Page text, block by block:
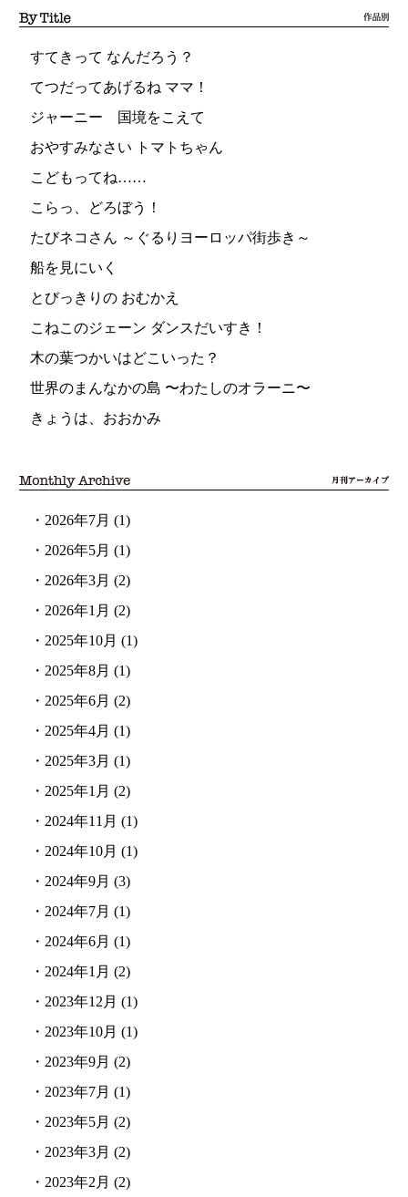
すてきって なんだろう？
てつだってあげるね ママ！
ジャーニー 国境をこえて
おやすみなさい トマトちゃん
こどもってね……
こらっ、どろぼう！
たびネコさん ～ぐるりヨーロッパ街歩き～
船を見にいく
とびっきりの おむかえ
こねこのジェーン ダンスだいすき！
木の葉つかいはどこいった？
世界のまんなかの島 〜わたしのオラーニ〜
きょうは、おおかみ
・2026年7月 (1)
・2026年5月 (1)
・2026年3月 (2)
・2026年1月 (2)
・2025年10月 (1)
・2025年8月 (1)
・2025年6月 (2)
・2025年4月 (1)
・2025年3月 (1)
・2025年1月 (2)
・2024年11月 (1)
・2024年10月 (1)
・2024年9月 (3)
・2024年7月 (1)
・2024年6月 (1)
・2024年1月 (2)
・2023年12月 (1)
・2023年10月 (1)
・2023年9月 (2)
・2023年7月 (1)
・2023年5月 (2)
・2023年3月 (2)
・2023年2月 (2)